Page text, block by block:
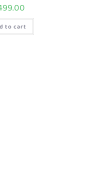
to cart